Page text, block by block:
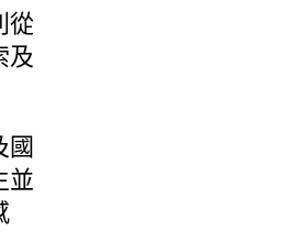
從
及
國
並